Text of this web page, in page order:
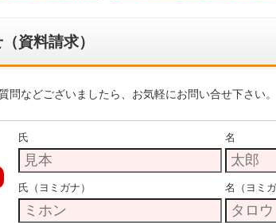
資料請求）
問などございましたら、お気軽にお問い合せ下さい。
氏 名
氏（ヨミガナ） 名（ヨミガ